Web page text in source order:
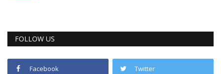
FOLLOW US
Facebook Twitter